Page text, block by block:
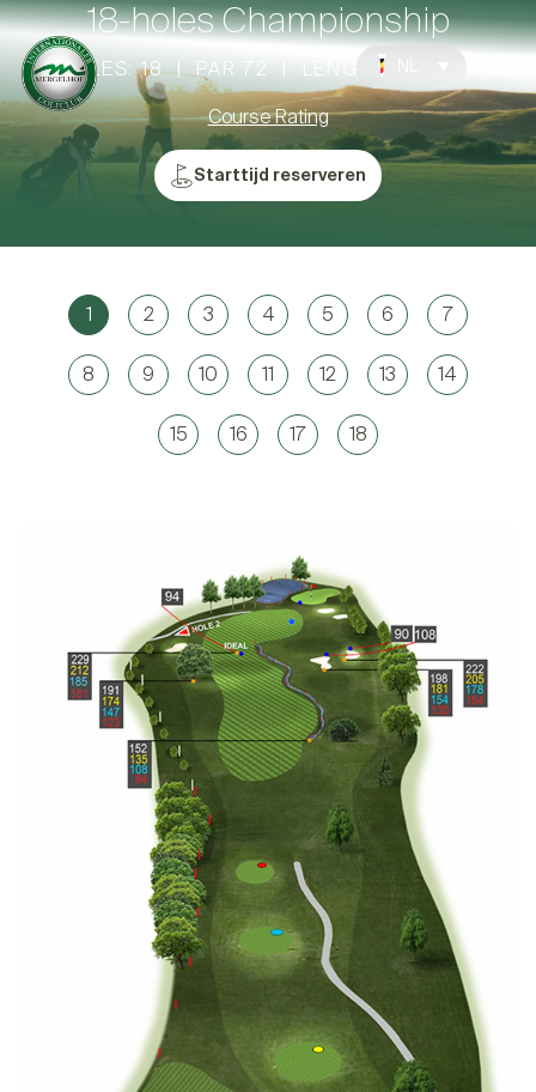
18-holes Championship
HOLES: 18 | PAR 72 | LENGTE: 5900 M
Course Rating
Starttijd reserveren
1 2 3 4 5 6 7
8 9 10 11 12 13 14
15 16 17 18